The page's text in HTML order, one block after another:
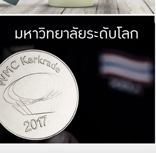
มหาวิทยา
พร้อมที่จ
และผลักดันในการใช้ระบบส
เพื่อการทำงานแ
มหาวิทยาลัยระดับโลก